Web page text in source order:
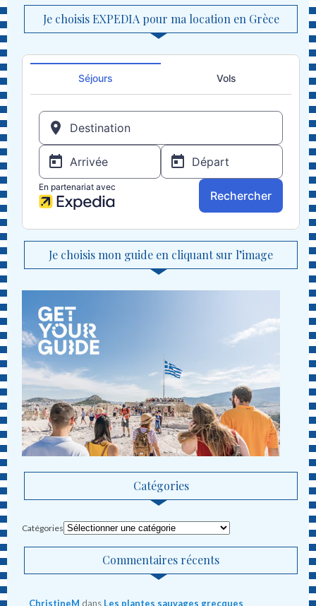
Je choisis EXPEDIA pour ma location en Grèce
Je choisis mon guide en cliquant sur l’image
Catégories
Catégories
Commentaires récents
ChristineM dans Les plantes sauvages grecques